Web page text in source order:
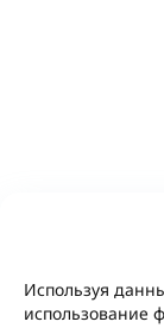
Используя
использование